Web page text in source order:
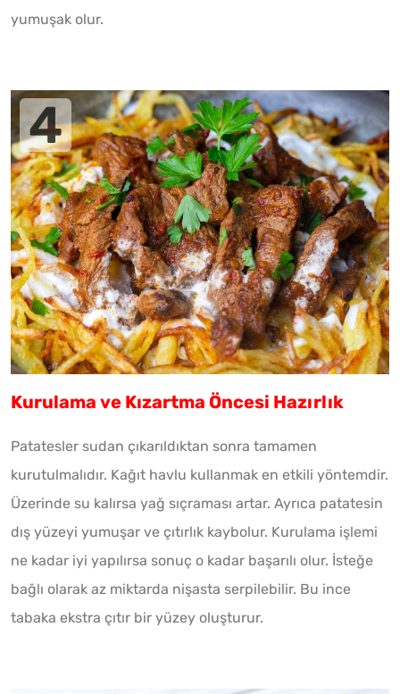
yumuşak olur.
Kurulama ve Kızartma Öncesi Hazırlık
Patatesler sudan çıkarıldıktan sonra tamamen
kurutulmalıdır. Kağıt havlu kullanmak en etkili yöntemdir.
Üzerinde su kalırsa yağ sıçraması artar. Ayrıca patatesin
dış yüzeyi yumuşar ve çıtırlık kaybolur. Kurulama işlemi
ne kadar iyi yapılırsa sonuç o kadar başarılı olur. İsteğe
bağlı olarak az miktarda nişasta serpilebilir. Bu ince
tabaka ekstra çıtır bir yüzey oluşturur.